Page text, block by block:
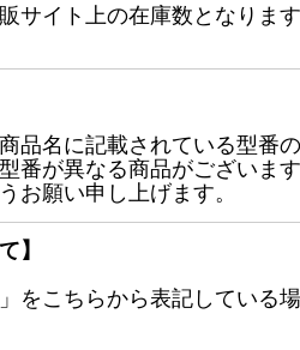
サイト上の在庫数となりま
品名に記載されている型番
番が異なる商品がございま
お願い申し上げます。
】
をこちらから表記している